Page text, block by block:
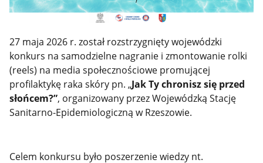
27 maja 2026 r. został rozstrzygnięty wojewódzki
konkurs na samodzielne nagranie i zmontowanie rolki
(reels) na media społecznościowe promującej
profilaktykę raka skóry pn. „Jak Ty chronisz się przed
słońcem?”, organizowany przez Wojewódzką Stację
Sanitarno-Epidemiologiczną w Rzeszowie.
Celem konkursu było poszerzenie wiedzy nt.